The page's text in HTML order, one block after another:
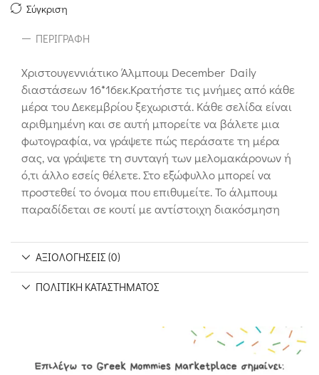
Σύγκριση
ΠΕΡΙΓΡΑΦΉ
Χριστουγεννιάτικο Άλμπουμ December Daily
διαστάσεων 16*16εκ.Κρατήστε τις μνήμες από κάθε
μέρα του Δεκεμβρίου ξεχωριστά. Κάθε σελίδα είναι
αριθμημένη και σε αυτή μπορείτε να βάλετε μια
φωτογραφία, να γράψετε πώς περάσατε τη μέρα
σας, να γράψετε τη συνταγή των μελομακάρονων ή
ό,τι άλλο εσείς θέλετε. Στο εξώφυλλο μπορεί να
προστεθεί το όνομα που επιθυμείτε. Το άλμπουμ
παραδίδεται σε κουτί με αντίστοιχη διακόσμηση
ΑΞΙΟΛΟΓΉΣΕΙΣ (0)
ΠΟΛΙΤΙΚΉ ΚΑΤΑΣΤΉΜΑΤΟΣ